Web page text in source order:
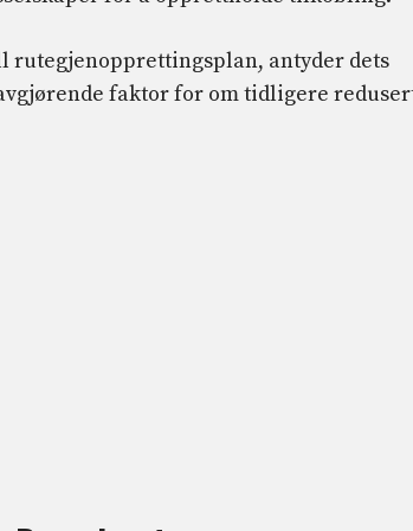
rutegjenopprettingsplan, antyder dets
faktor for om tidligere